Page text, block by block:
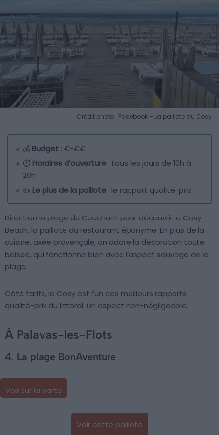
Crédit photo : Facebook – La paillote du Cosy
💰 Budget :€-€€
⏱️ Horaires d’ouverture : tous les jours de 10h à
20h
👍 Le plus de la paillote : le rapport qualité-prix
Direction la plage du Couchant pour découvrir le Cosy
Beach, la paillote du restaurant éponyme. En plus de la
cuisine, axée provençale, on adore la décoration toute
boisée, qui fonctionne bien avec l’aspect sauvage de la
plage.
Côté tarifs, le Cosy est l’un des meilleurs rapports
qualité-prix du littoral. Un aspect non-négligeable.
À Palavas-les-Flots
4. La plage BonAventure
Voir sur la carte
Voir cette paillote